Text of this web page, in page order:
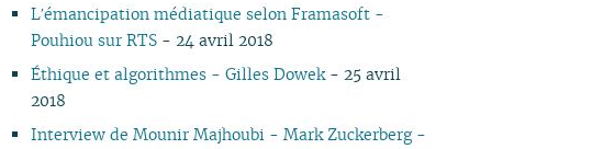
Lʹémancipation médiatique selon Framasoft -
Pouhiou sur RTS - 24 avril 2018
Éthique et algorithmes - Gilles Dowek- 25 avril
2018
Interview de Mounir Majhoubi - Mark Zuckerberg -